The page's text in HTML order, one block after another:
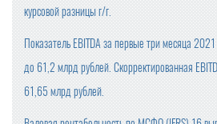
курсовой разницы г/г.
Показатель EBITDA за первые три месяца
до 61,2 млрд рублей. Скорректированная
61,65 млрд рублей.